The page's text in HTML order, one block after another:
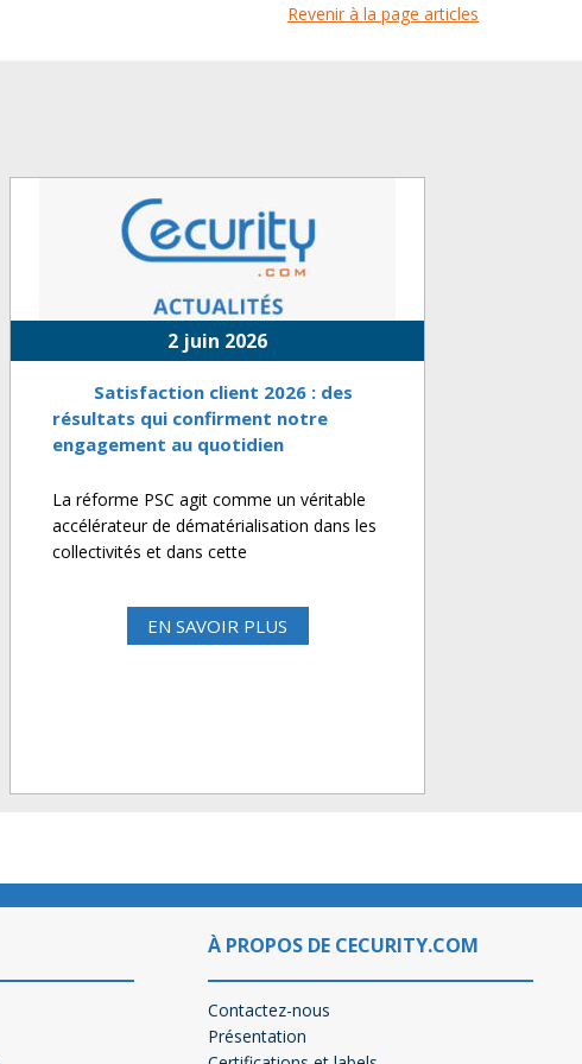
Revenir à la page articles
2 juin 2026
Satisfaction client 2026 : des
résultats qui confirment notre
engagement au quotidien
La réforme PSC agit comme un véritable
accélérateur de dématérialisation dans les
collectivités et dans cette
EN SAVOIR PLUS
À PROPOS DE CECURITY.COM
Contactez-nous
Présentation